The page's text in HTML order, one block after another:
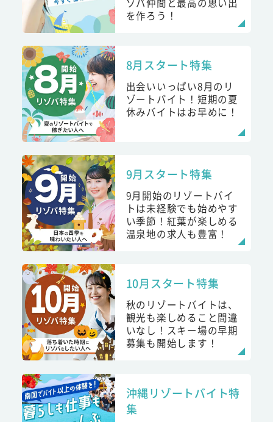
を作ろう！
8月スタート特集
出会いいっぱい8月のリ
ゾートバイト！短期の夏
休みバイトはお早めに！
9月スタート特集
9月開始のリゾートバイ
トは未経験でも始めやす
い季節！紅葉が楽しめる
温泉地の求人も豊富！
10月スタート特集
秋のリゾートバイトは、
観光も楽しめること間違
いなし！スキー場の早期
募集も開始します！
沖縄リゾートバイト特
集